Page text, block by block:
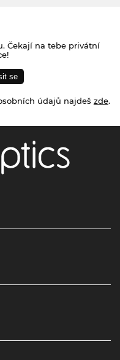
Čekají na tebe privátní
údajů najdeš zde.